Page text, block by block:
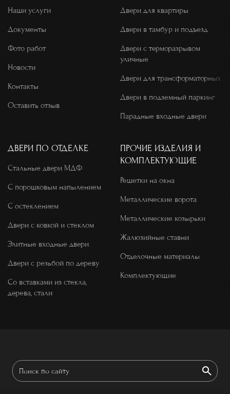
Наши услуги
Документы
Фото работ
Новости
Контакты
Оставить отзыв
Двери для квартиры
Двери в тамбур и подъезд
Двери с терморазрывом
уличные
Двери для трансформаторных
Двери в подземный паркинг
Парадные входные двери
ДВЕРИ ПО ОТДЕЛКЕ
Стальные двери МДФ
С порошковым напылением
С остеклением
Двери с ковкой и стеклом
Элитные входные двери
Двери с резьбой по дереву
Со вставками из стекла,
дерева, стали
ПРОЧИЕ ИЗДЕЛИЯ И
КОМПЛЕКТУЮЩИЕ
Решетки на окна
Металлические ворота
Металлические козырьки
Жалюзийные ставни
Отделочные материалы
Комплектующие